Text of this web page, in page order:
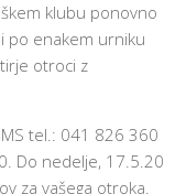
klubu ponovno
po enakem urniku
otroci z
tel.: 041 826 360
Do nedelje, 17.5.20
za vašega otroka.